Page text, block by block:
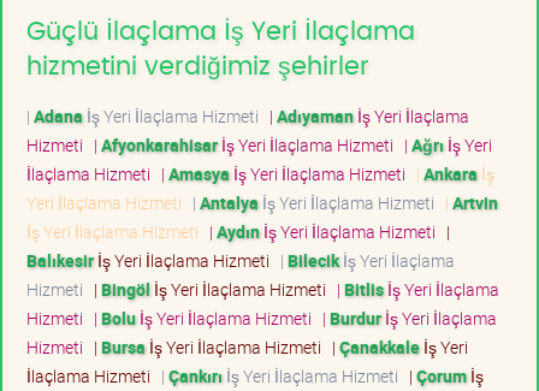
Güçlü İlaçlama İş Yeri İlaçlama
hizmetini verdiğimiz şehirler
| Adana İş Yeri İlaçlama Hizmeti | Adıyamanİş Yeri İlaçlama
Hizmeti | Afyonkarahisarİş Yeri İlaçlama Hizmeti | Ağrı İş Yeri
İlaçlama Hizmeti | Amasya İş Yeri İlaçlama Hizmeti | Ankara İş
Yeri İlaçlama Hizmeti | Antalya İş Yeri İlaçlama Hizmeti | Artvin
İş Yeri İlaçlama Hizmeti | Aydınİş Yeri İlaçlama Hizmeti |
Balıkesirİş Yeri İlaçlama Hizmeti | Bilecikİş Yeri İlaçlama
Hizmeti | Bingöl İş Yeri İlaçlama Hizmeti | Bitlisİş Yeri İlaçlama
Hizmeti | Boluİş Yeri İlaçlama Hizmeti | Burdurİş Yeri İlaçlama
Hizmeti | Bursa İş Yeri İlaçlama Hizmeti | Çanakkaleİş Yeri
İlaçlama Hizmeti | Çankırı İş Yeri İlaçlama Hizmeti | Çorumİş